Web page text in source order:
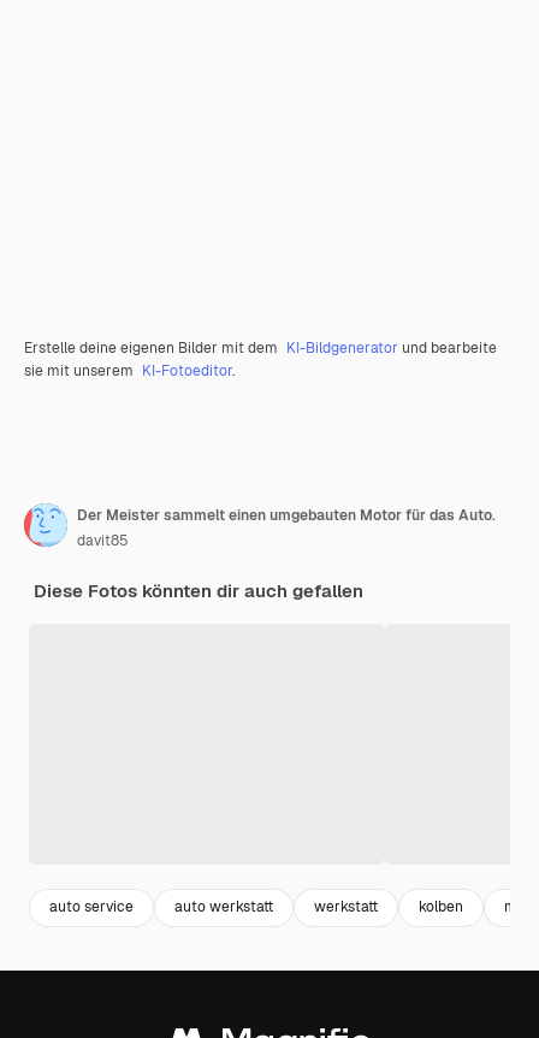
Erstelle deine eigenen Bilder mit dem KI-Bildgenerator und bearbeite
sie mit unserem KI-Fotoeditor.
Der Meister sammelt einen umgebauten Motor für das Auto.
davit85
Diese Fotos könnten dir auch gefallen
auto service auto werkstatt werkstatt kolben